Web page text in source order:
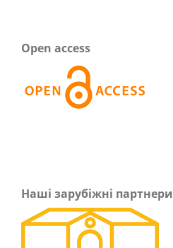
Open access
Наші зарубіжні партнери